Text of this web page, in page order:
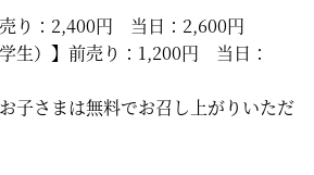
売り：2,400円 当日：2,600円
学生）】前売り：1,200円 当日：
子さまは無料でお召し上がりいただ